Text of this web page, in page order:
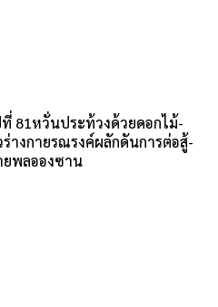
81หวั่นประท้วงด้วยดอกไม้-
างกายรณรงค์ผลักดันการต่อสู้-
พลอองซาน